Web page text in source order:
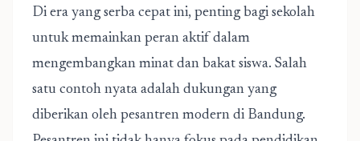
Di era yang serba cepat ini, penting bagi sekolah
untuk memainkan peran aktif dalam
mengembangkan minat dan bakat siswa. Salah
satu contoh nyata adalah dukungan yang
diberikan oleh pesantren modern di Bandung.